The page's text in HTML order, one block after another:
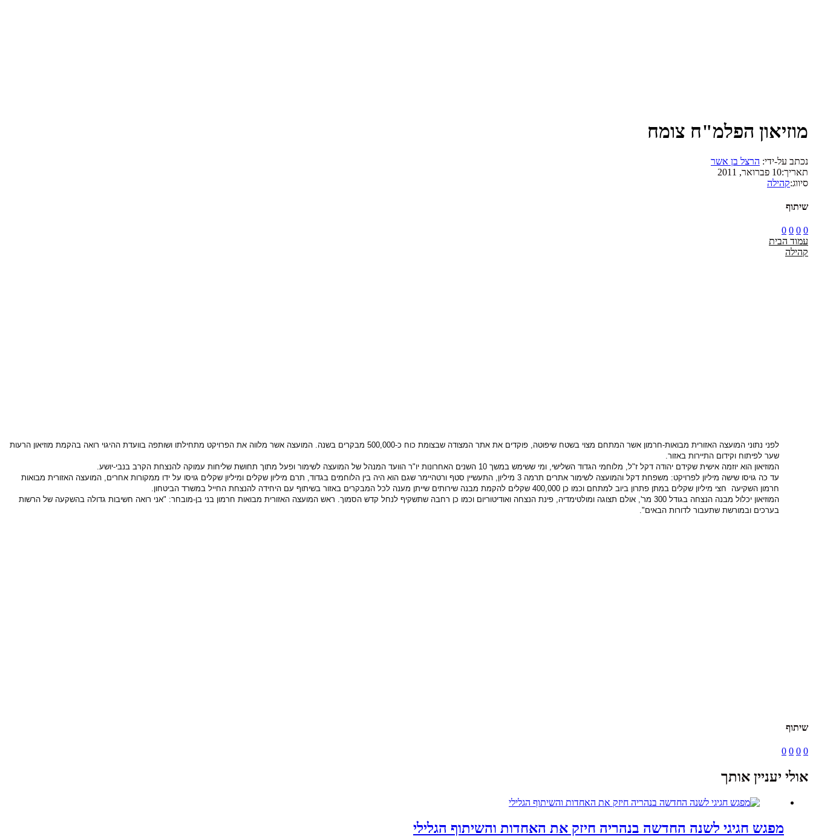
מוזיאון הפלמ"ח צומח
נכתב על-ידי: הרצל בן אשר
תאריך:10 פברואר, 2011
סיווג:קהילה
שיתוף
0
0
0
0
עמוד הבית
קהילה
לפני נתוני המועצה האזורית מבואות-חרמון אשר המתחם מצוי בשטח שיפוטה, פוקדים את אתר המצודה שבצומת כוח כ-500,000 מבקרים בשנה. המועצה אשר מלווה את הפרויקט מתחילתו ושותפה בוועדת ההיגוי רואה בהקמת מוזיאון הרעות
שער לפיתוח וקידום התיירות באזור.
המוזיאון הוא יוזמה אישית שקידם יהודה דקל ז"ל, מלוחמי הגדוד השלישי, ומי ששימש במשך 10 השנים האחרונות יו"ר הוועד המנהל של המועצה לשימור ופעל מתוך תחושת שליחות עמוקה להנצחת הקרב בנבי-יושע.
עד כה גויסו שישה מיליון לפרויקט: משפחת דקל והמועצה לשימור אתרים תרמה 3 מיליון, התעשיין סטף ורטהיימר שגם הוא היה בין הלוחמים בגדוד, תרם מיליון שקלים ומיליון שקלים גויסו על ידו ממקורות אחרים, המועצה האזורית מבואות
חרמון השקיעה חצי מיליון שקלים במתן פתרון ביוב למתחם וכמו כן 400,000 שקלים להקמת מבנה שירותים שייתן מענה לכל המבקרים באזור בשיתוף עם היחידה להנצחת החייל במשרד הביטחון.
המוזיאון יכלול מבנה הנצחה בגודל 300 מר', אולם תצוגה ומולטימדיה, פינת הנצחה ואודיטוריום וכמו כן רחבה שתשקיף לנחל קדש הסמוך. ראש המועצה האזורית מבואות חרמון בני בן-מובחר: "אני רואה חשיבות גדולה בהשקעה של הרשות
בערכים ובמורשת שתעבור לדורות הבאים".
שיתוף
0
0
0
0
אולי יעניין אותך
מפגש חגיגי לשנה החדשה בנהריה חיזק את האחדות והשיתוף הגלילי